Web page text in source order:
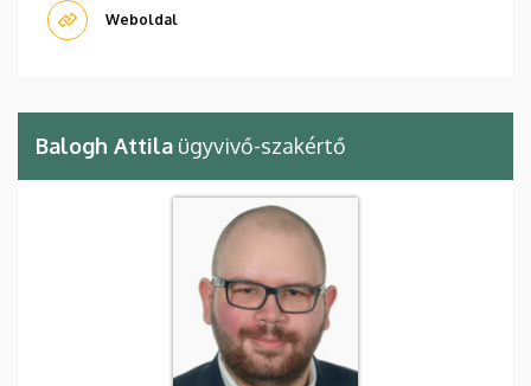
Weboldal
Balogh Attila ügyvivő-szakértő